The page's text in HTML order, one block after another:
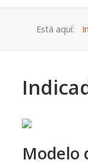
Está aquí:
Modelo